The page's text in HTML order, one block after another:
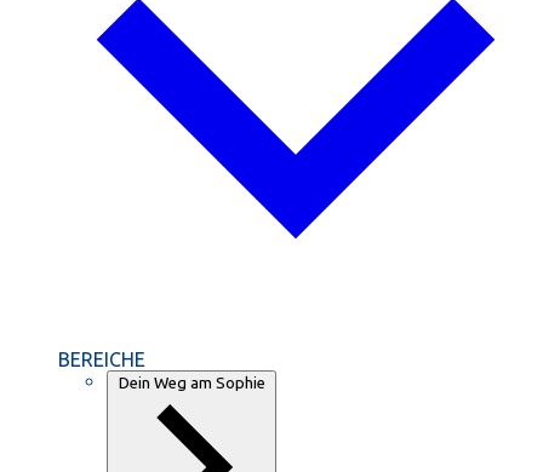
BEREICHE
Dein Weg am Sophie